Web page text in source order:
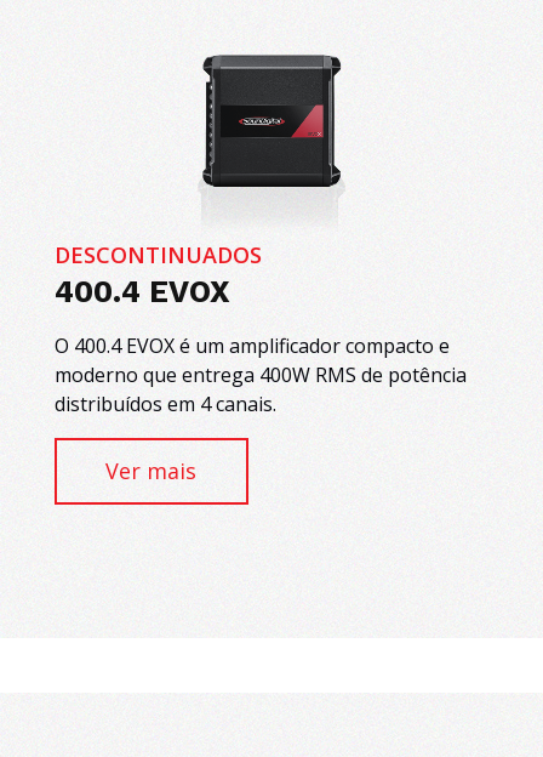
DESCONTINUADOS
400.4 EVOX
O 400.4 EVOX é um amplificador compacto e
moderno que entrega 400W RMS de potência
distribuídos em 4 canais.
Ver mais